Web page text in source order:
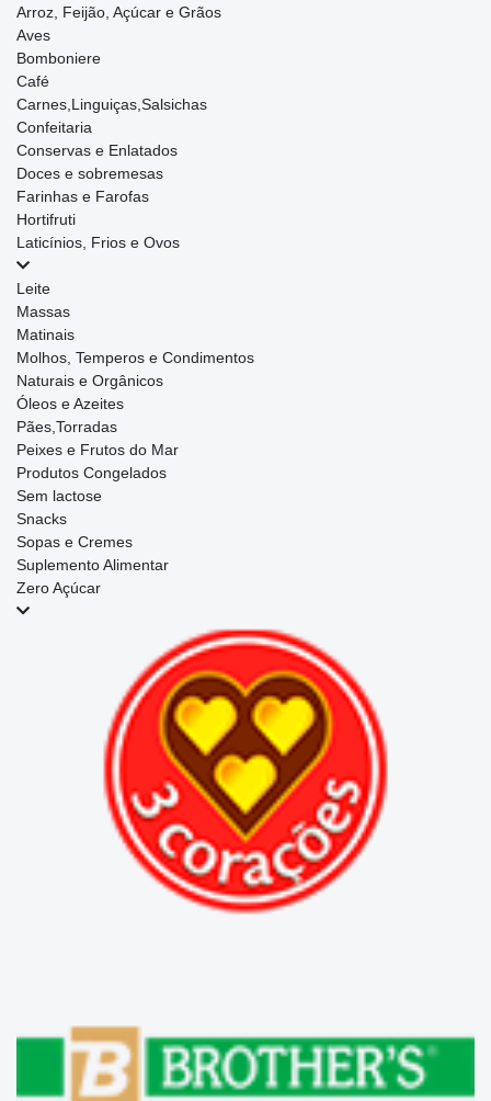
Arroz, Feijão, Açúcar e Grãos
Aves
Bomboniere
Café
Carnes,Linguiças,Salsichas
Confeitaria
Conservas e Enlatados
Doces e sobremesas
Farinhas e Farofas
Hortifruti
Laticínios, Frios e Ovos
Leite
Massas
Matinais
Molhos, Temperos e Condimentos
Naturais e Orgânicos
Óleos e Azeites
Pães,Torradas
Peixes e Frutos do Mar
Produtos Congelados
Sem lactose
Snacks
Sopas e Cremes
Suplemento Alimentar
Zero Açúcar